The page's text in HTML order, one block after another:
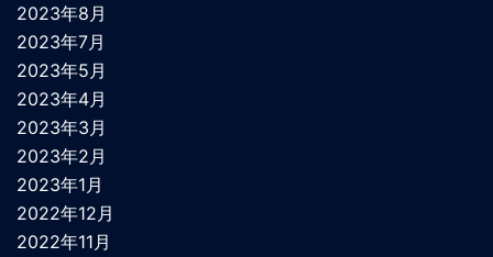
2023年8月
2023年7月
2023年5月
2023年4月
2023年3月
2023年2月
2023年1月
2022年12月
2022年11月